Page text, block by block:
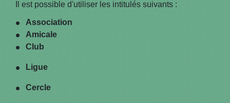
Il est possible d'utiliser les intitulés suivants :
Association
Amicale
Club
Ligue
Cercle